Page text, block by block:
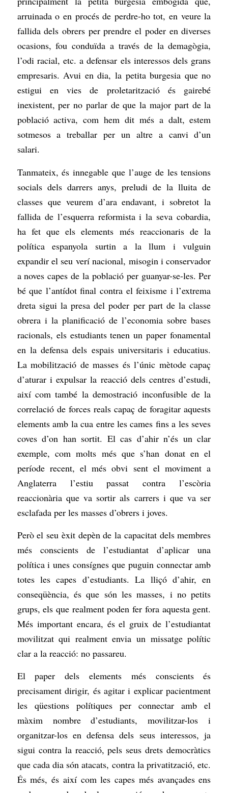
arruinada o en procés de perdre-ho tot, en veure la
fallida dels obrers per prendre el poder en diverses
ocasions, fou conduïda a través de la demagògia,
l’odi racial, etc. a defensar els interessos dels grans
empresaris. Avui en dia, la petita burgesia que no
estigui en vies de proletarització és gairebé
inexistent, per no parlar de que la major part de la
població activa, com hem dit més a dalt, estem
sotmesos a treballar per un altre a canvi d’un
salari.
Tanmateix, és innegable que l’auge de les tensions
socials dels darrers anys, preludi de lalluita de
classes que veurem d’ara endavant, i sobretot la
fallida de l’esquerra reformista i la seva cobardia,
ha fet que els elements més reaccionaris de la
política espanyola surtin a la llum i vulguin
expandir el seu verí nacional, misogin i conservador
a noves capes de la població per guanyar-se-les. Per
bé que l’antídot final contra el feixisme i l’extrema
dreta sigui la presa del poder per part de la classe
obrera i la planificació de l’economia sobre bases
racionals, els estudiants tenen un paper fonamental
en la defensa dels espais universitaris i educatius.
La mobilització de masses és l’únic mètode capaç
d’aturar i expulsar la reacció dels centres d’estudi,
així com també la demostració inconfusible de la
correlació de forces reals capaç de foragitar aquests
elements amb la cua entre les cames fins a les seves
coves d’on han sortit. El cas d’ahir n’és un clar
exemple, com molts més que s’han donat en el
període recent, el més obvi sent el moviment a
Anglaterra l’estiu passat contra l’escòria
reaccionària que va sortir als carrers i que va ser
esclafada per les masses d’obrers i joves.
Però el seu èxit depèn de la capacitat dels membres
més conscients de l’estudiantat d’aplicar una
política i unes consígnes que puguin connectar amb
totes les capes d’estudiants. La lliçó d’ahir, en
conseqüència, és que són les masses, i no petits
grups, els que realment poden fer fora aquesta gent.
Més important encara, és el gruix de l’estudiantat
movilitzat qui realment envia un missatge polític
clar a la reacció: no passareu.
El paper dels elements més conscients és
precisament dirigir, és agitar i explicar pacientment
les qüestions polítiques per connectar amb el
màxim nombre d’estudiants, movilitzar-los i
organitzar-los en defensa dels seus interessos, ja
sigui contra la reacció, pels seus drets democràtics
que cada dia són atacats, contra la privatització, etc.
És més, és així com les capes més avançades ens